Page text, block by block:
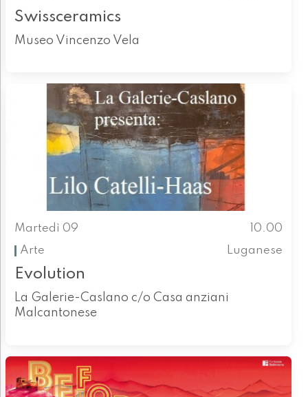
Swissceramics
Museo Vincenzo Vela
Martedì 09
10.00
Arte
Luganese
Evolution
La Galerie-Caslano c/o Casa anziani
Malcantonese